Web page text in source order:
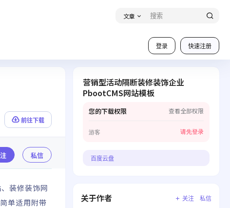
文章
登录 快速注册
前往下载
私信
装修装饰网
单适用附带
营销型活动隔断装修装饰企业
PbootCMS网站模板
您的下载权限 查看全部权限
游客 请先登录
百度云盘
关于作者 关注 私信